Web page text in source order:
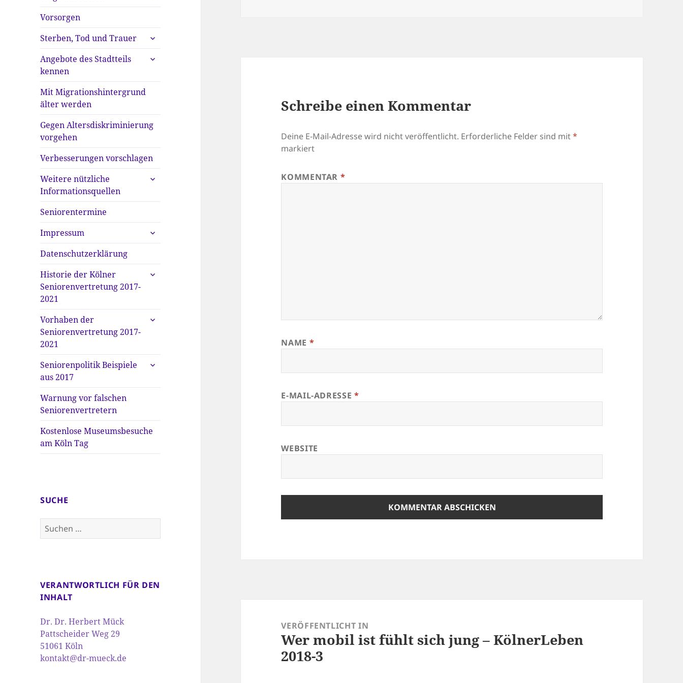
anzeigen
Vorsorgen
Sterben, Tod und Trauer
untermenü
anzeigen
Angebote des Stadtteils
kennen
untermenü
Mit Migrationshintergrund
älter werden
Gegen Altersdiskriminierung
vorgehen
Verbesserungen vorschlagen
Weitere nützliche
Informationsquellen
untermenü
Seniorentermine
Impressum
untermenü
anzeigen
Datenschutzerklärung
Historie der Kölner
Seniorenvertretung 2017-
2021
untermenü
Vorhaben der
Seniorenvertretung 2017-
2021
untermenü
Seniorenpolitik Beispiele
aus 2017
untermenü
Warnung vor falschen
Seniorenvertretern
Kostenlose Museumsbesuche
am Köln Tag
SUCHE
Suchen
nach:
VERANTWORTLICH FÜR DEN
INHALT
Dr. Dr. Herbert Mück
Pattscheider Weg 29
51061 Köln
kontakt@dr-mueck.de
Schreibe einen Kommentar
Deine E-Mail-Adresse wird nicht veröffentlicht. Erforderliche Felder sind mit*
markiert
KOMMENTAR *
NAME *
E-MAIL-ADRESSE *
WEBSITE
VERÖFFENTLICHT IN
Wer mobil ist fühlt sich jung – KölnerLeben
2018-3